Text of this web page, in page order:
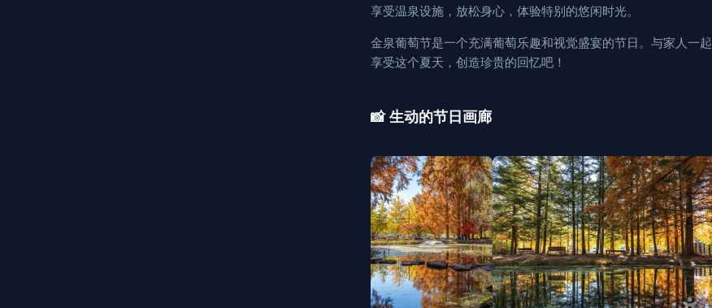
享受温泉设施，放松身心，体验特别的悠闲时光。
金泉葡萄节是一个充满葡萄乐趣和视觉盛宴的节日。与家人一起
享受这个夏天，创造珍贵的回忆吧！
📸 生动的节日画廊